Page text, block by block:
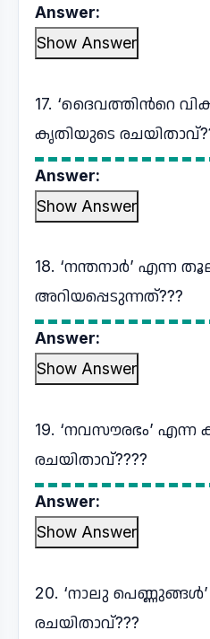
Answer:
Show Answer
17. ‘ദൈവത്തിന്‍റെ
കൃതിയുടെ
Answer:
Show Answer
18. ‘നന്തനാർ’ എന്ന
അറിയപ്പെടുന്നത്???
Answer:
Show Answer
19. ‘നവസൗരഭം’
രചയിതാവ്????
Answer:
Show Answer
20. ‘നാലു
രചയിതാവ്???